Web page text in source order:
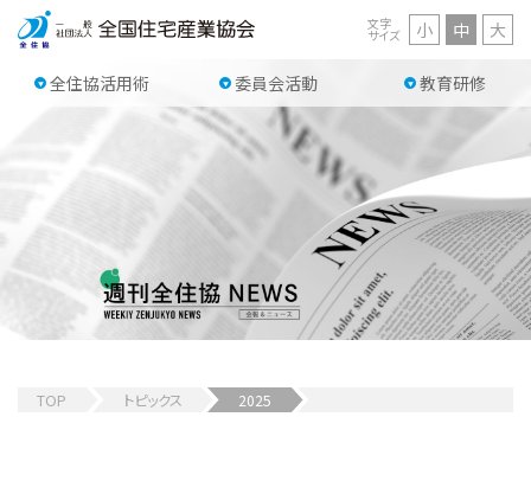
全住協活用術 委員会活動 教育研修
文字
サイズ 小 中 大
TOP トピックス 2025